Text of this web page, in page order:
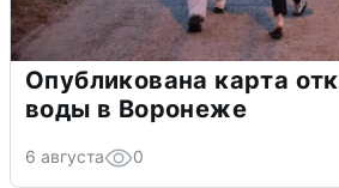
Опубликована карта
воды в Воронеже
6 августа 0